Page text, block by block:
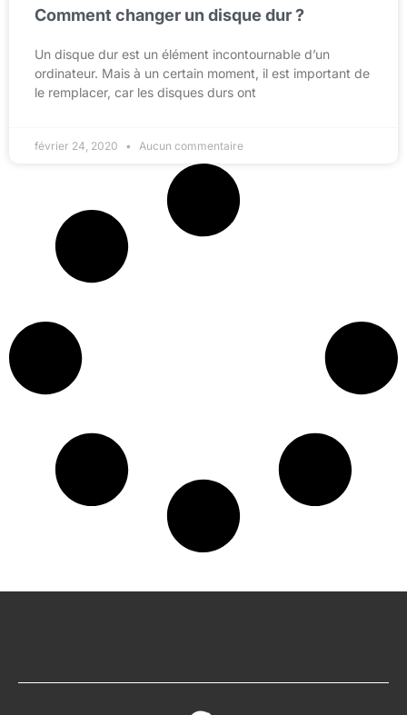
Comment changer un disque dur ?
Un disque dur est un élément incontournable d’un
ordinateur. Mais à un certain moment, il est important de
le remplacer, car les disques durs ont
février 24, 2020 Aucun commentaire